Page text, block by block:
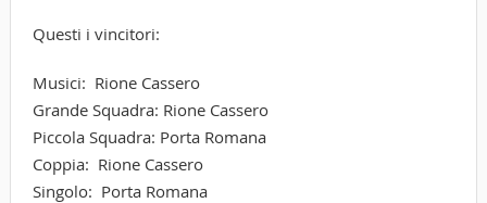
Questi i vincitori:
Musici: Rione Cassero
Grande Squadra: Rione Cassero
Piccola Squadra: Porta Romana
Coppia: Rione Cassero
Singolo: Porta Romana